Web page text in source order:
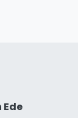
Ede